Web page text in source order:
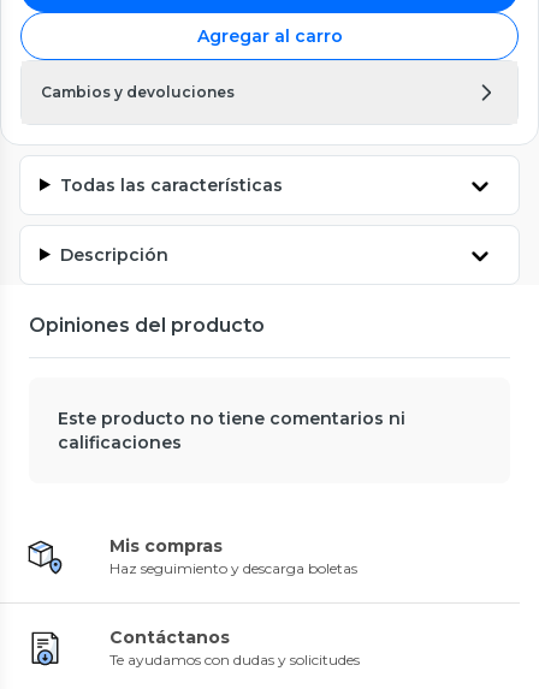
Agregar al carro
Cambios y devoluciones
Todas las características
Descripción
Opiniones del producto
Este producto no tiene comentarios ni
calificaciones
Mis compras
Haz seguimiento y descarga boletas
Contáctanos
Te ayudamos con dudas y solicitudes